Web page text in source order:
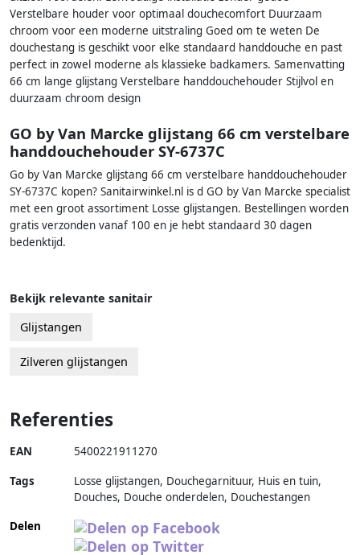
Verstelbare houder voor optimaal douchecomfort Duurzaam
chroom voor een moderne uitstraling Goed om te weten De
douchestang is geschikt voor elke standaard handdouche en past
perfect in zowel moderne als klassieke badkamers. Samenvatting
66 cm lange glijstang Verstelbare handdouchehouder Stijlvol en
duurzaam chroom design
GO by Van Marcke glijstang 66 cm verstelbare
handdouchehouder SY-6737C
Go by Van Marcke glijstang 66 cm verstelbare handdouchehouder
SY-6737C kopen? Sanitairwinkel.nl is d GO by Van Marcke specialist
met een groot assortiment Losse glijstangen. Bestellingen worden
gratis verzonden vanaf 100 en je hebt standaard 30 dagen
bedenktijd.
Bekijk relevante sanitair
Glijstangen
Zilveren glijstangen
Referenties
EAN 5400221911270
Tags
Losse glijstangen, Douchegarnituur, Huis en tuin,
Douches, Douche onderdelen, Douchestangen
Delen